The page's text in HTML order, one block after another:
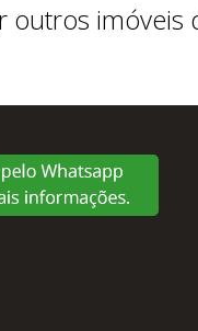
outros imóveis